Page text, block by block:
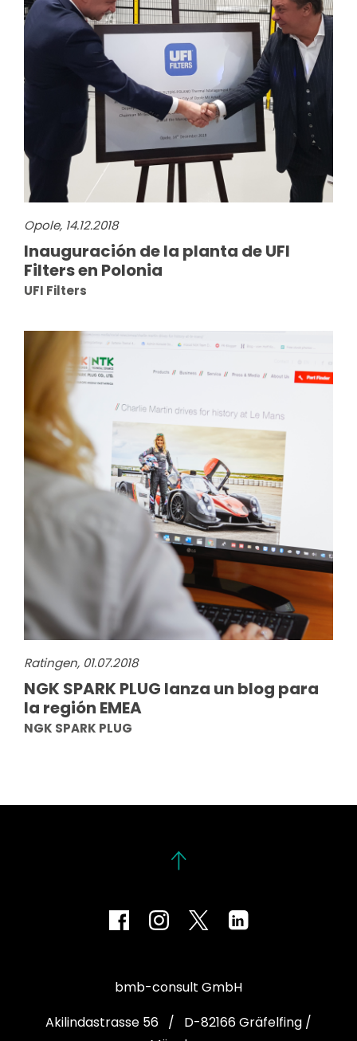
Opole, 14.12.2018
Inauguración de la planta de UFI
Filters en Polonia
UFI Filters
Ratingen, 01.07.2018
NGK SPARK PLUG lanza un blog para
la región EMEA
NGK SPARK PLUG
bmb-consult GmbH
Akilindastrasse 56 / D-82166 Gräfelfing /